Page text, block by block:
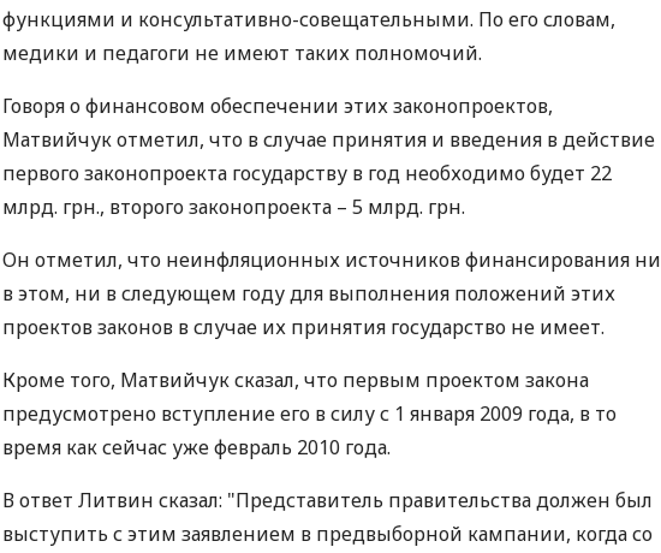
функциями и консультативно-совещательными. По его словам,
медики и педагоги не имеют таких полномочий.
Говоря о финансовом обеспечении этих законопроектов,
Матвийчук отметил, что в случае принятия и введения в действие
первого законопроекта государству в год необходимо будет 22
млрд. грн., второго законопроекта – 5 млрд. грн.
Он отметил, что неинфляционных источников финансирования ни
в этом, ни в следующем году для выполнения положений этих
проектов законов в случае их принятия государство не имеет.
Кроме того, Матвийчук сказал, что первым проектом закона
предусмотрено вступление его в силу с 1 января 2009 года, в то
время как сейчас уже февраль 2010 года.
В ответ Литвин сказал: "Представитель правительства должен был
выступить с этим заявлением в предвыборной кампании, когда со